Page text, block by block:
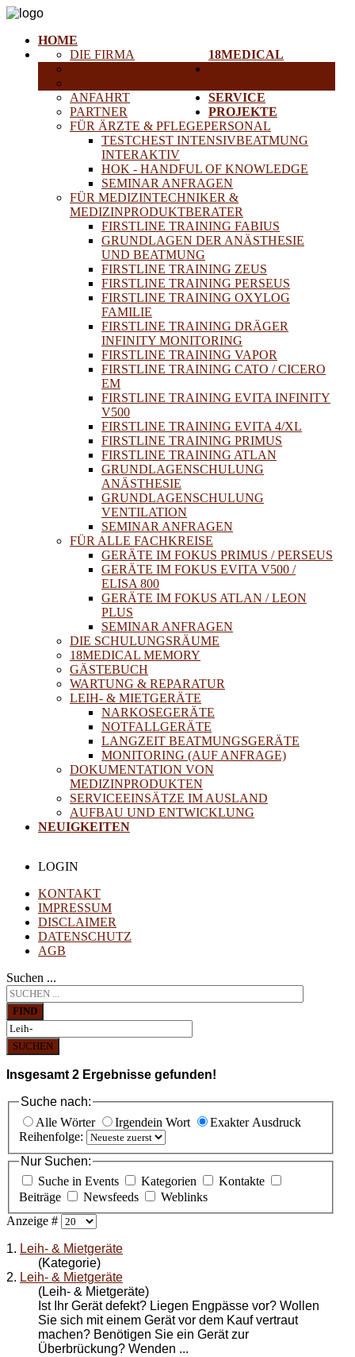
HOME
18MEDICAL
DIE FIRMA
ANFAHRT
PARTNER
FÜR ÄRZTE & PFLEGEPERSONAL
TESTCHEST INTENSIVBEATMUNG
INTERAKTIV
HOK - HANDFUL OF KNOWLEDGE
SEMINAR ANFRAGEN
FÜR MEDIZINTECHNIKER &
MEDIZINPRODUKTBERATER
FIRSTLINE TRAINING FABIUS
GRUNDLAGEN DER ANÄSTHESIE
UND BEATMUNG
FIRSTLINE TRAINING ZEUS
FIRSTLINE TRAINING PERSEUS
FIRSTLINE TRAINING OXYLOG
FAMILIE
FIRSTLINE TRAINING DRÄGER
INFINITY MONITORING
FIRSTLINE TRAINING VAPOR
FIRSTLINE TRAINING CATO / CICERO
EM
FIRSTLINE TRAINING EVITA INFINITY
V500
FIRSTLINE TRAINING EVITA 4/XL
FIRSTLINE TRAINING PRIMUS
FIRSTLINE TRAINING ATLAN
GRUNDLAGENSCHULUNG
ANÄSTHESIE
GRUNDLAGENSCHULUNG
VENTILATION
SEMINAR ANFRAGEN
FÜR ALLE FACHKREISE
GERÄTE IM FOKUS PRIMUS / PERSEUS
GERÄTE IM FOKUS EVITA V500 /
ELISA 800
GERÄTE IM FOKUS ATLAN / LEON
PLUS
SEMINAR ANFRAGEN
DIE SCHULUNGSRÄUME
18MEDICAL MEMORY
GÄSTEBUCH
SERVICE
WARTUNG & REPARATUR
LEIH- & MIETGERÄTE
NARKOSEGERÄTE
NOTFALLGERÄTE
LANGZEIT BEATMUNGSGERÄTE
MONITORING (AUF ANFRAGE)
DOKUMENTATION VON
MEDIZINPRODUKTEN
PROJEKTE
SERVICEEINSÄTZE IM AUSLAND
AUFBAU UND ENTWICKLUNG
NEUIGKEITEN
LOGIN
KONTAKT
IMPRESSUM
DISCLAIMER
DATENSCHUTZ
AGB
Suchen ...
FIND
SUCHEN
Insgesamt 2 Ergebnisse gefunden!
Suche nach:
Alle Wörter
Irgendein Wort
Exakter Ausdruck
Reihenfolge:
Nur Suchen:
Suche in Events
Kategorien
Kontakte
Beiträge
Newsfeeds
Weblinks
Anzeige #
1. Leih- & Mietgeräte
(Kategorie)
2. Leih- & Mietgeräte
(Leih- & Mietgeräte)
Ist Ihr Gerät defekt? Liegen Engpässe vor? Wollen
Sie sich mit einem Gerät vor dem Kauf vertraut
machen? Benötigen Sie ein Gerät zur
Überbrückung? Wenden ...